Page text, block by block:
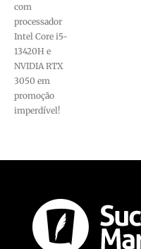
com
processador
Intel Core i5-
13420H e
NVIDIA RTX
3050 em
promoção
imperdível!